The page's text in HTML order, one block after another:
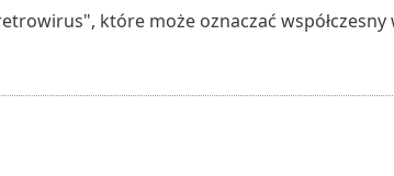
które może oznaczać